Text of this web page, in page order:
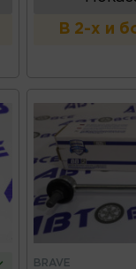
В 2-х и
BRAVE